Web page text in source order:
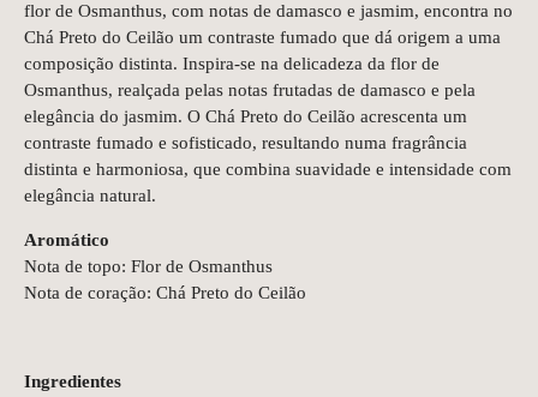
flor de Osmanthus, com notas de damasco e jasmim, encontra no
Chá Preto do Ceilão um contraste fumado que dá origem a uma
composição distinta. Inspira-se na delicadeza da flor de
Osmanthus, realçada pelas notas frutadas de damasco e pela
elegância do jasmim. O Chá Preto do Ceilão acrescenta um
contraste fumado e sofisticado, resultando numa fragrância
distinta e harmoniosa, que combina suavidade e intensidade com
elegância natural.
Aromático
Nota de topo: Flor de Osmanthus
Nota de coração: Chá Preto do Ceilão
Ingredientes